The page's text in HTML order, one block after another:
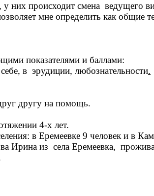
у них происходит смена
мне определить как общие
показателями и баллами:
в эрудиции, любознательности.
другу на помощь.
4-х лет.
в Еремеевке 9 человек и в
Ирина из села Еремеевка,